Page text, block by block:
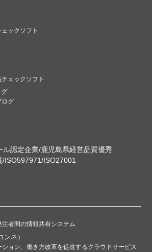
ックソフト
ェックソフト
ログ
者間の情報共有システム
ネ）
ョン、働き方改革を促進するクラウドサービス